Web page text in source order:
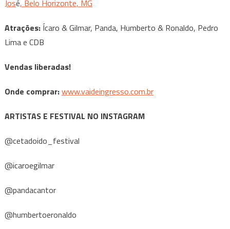
José, Belo Horizonte, MG
Atrações:Ícaro & Gilmar, Panda, Humberto & Ronaldo, Pedro
Lima e CDB
Vendas liberadas!
Onde comprar:www.vaideingresso.com.br
ARTISTAS E FESTIVAL NO INSTAGRAM
@cetadoido_festival
@icaroegilmar
@pandacantor
@humbertoeronaldo